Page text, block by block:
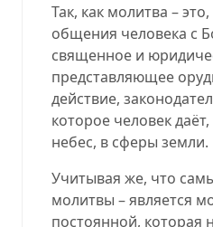
Так, как молитва –
общения человека с
священное и
представляющее
действие,
которое человек
небес, в сферы земли.
Учитывая же, что
молитвы – является
постоянной, которая